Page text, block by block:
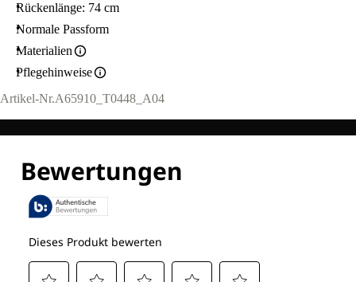
Rückenlänge: 74 cm
Normale Passform
Materialien
Pflegehinweise
Artikel-Nr.A65910_T0448_A04